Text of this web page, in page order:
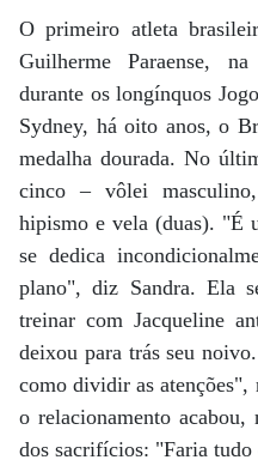
O primeiro atleta
Guilherme Paraense,
durante os longínquos
Sydney, há oito anos, o
medalha dourada. No
cinco – vôlei
hipismo e vela (duas). "É
se dedica
plano", diz Sandra. Ela
treinar com Jacqueline
deixou para trás seu
como dividir as atenções",
o relacionamento acabou,
dos sacrifícios: "Faria